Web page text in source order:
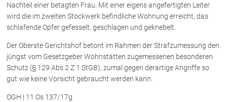
Prozessführung und
Schiedsgerichtsbarkeit
Skiunfälle in Österreich
Über uns
Kanzleiteam
Netzwerk
Nachteil einer betagten Frau. Mit einer eigens angefertigten Leiter
wird die im zweiten Stockwerk befindliche Wohnung erreicht, das
schlafende Opfer gefesselt, geschlagen und geknebelt.
Der Oberste Gerichtshof betont im Rahmen der Strafzumessung den
jüngst vom Gesetzgeber Wohnstätten zugemessenen besonderen
Schutz (§ 129 Abs 2 Z 1 StGB), zumal gegen derartige Angriffe so
gut wie keine Vorsicht gebraucht werden kann.
OGH | 11 Os 137/17g